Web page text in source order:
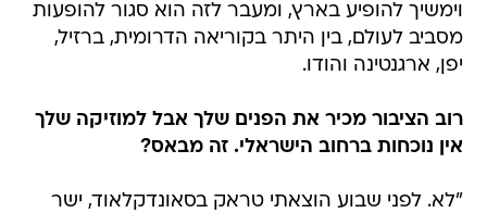
וימשיך להופיע בארץ, ומעבר לזה הוא סגור להופעות
מסביב לעולם, בין היתר בקוריאה הדרומית, ברזיל,
יפן, ארגנטינה והודו.
רוב הציבור מכיר את הפנים שלך אבל למוזיקה שלך
אין נוכחות ברחוב הישראלי. זה מבאס?
"לא. לפני שבוע הוצאתי טראק בסאונדקלאוד, ישר